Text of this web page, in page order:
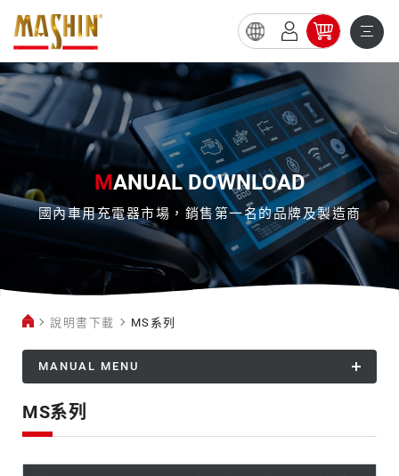
MS
系
列
MANUAL DOWNLOAD
國內車用充電器市場，銷售第一名的品牌及製造商
說明書下載 MS系列
MANUAL MENU
產
品
列
MS系列